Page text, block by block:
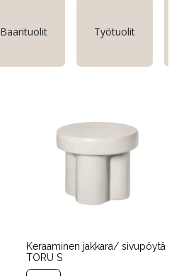
Baarituolit Työtuolit
Keraaminen jakkara/ sivupöytä
TORU S